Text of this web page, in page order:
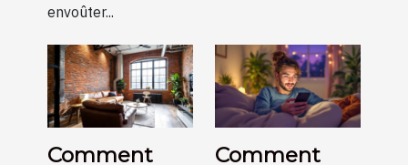
envoûter...
Comment
Comment